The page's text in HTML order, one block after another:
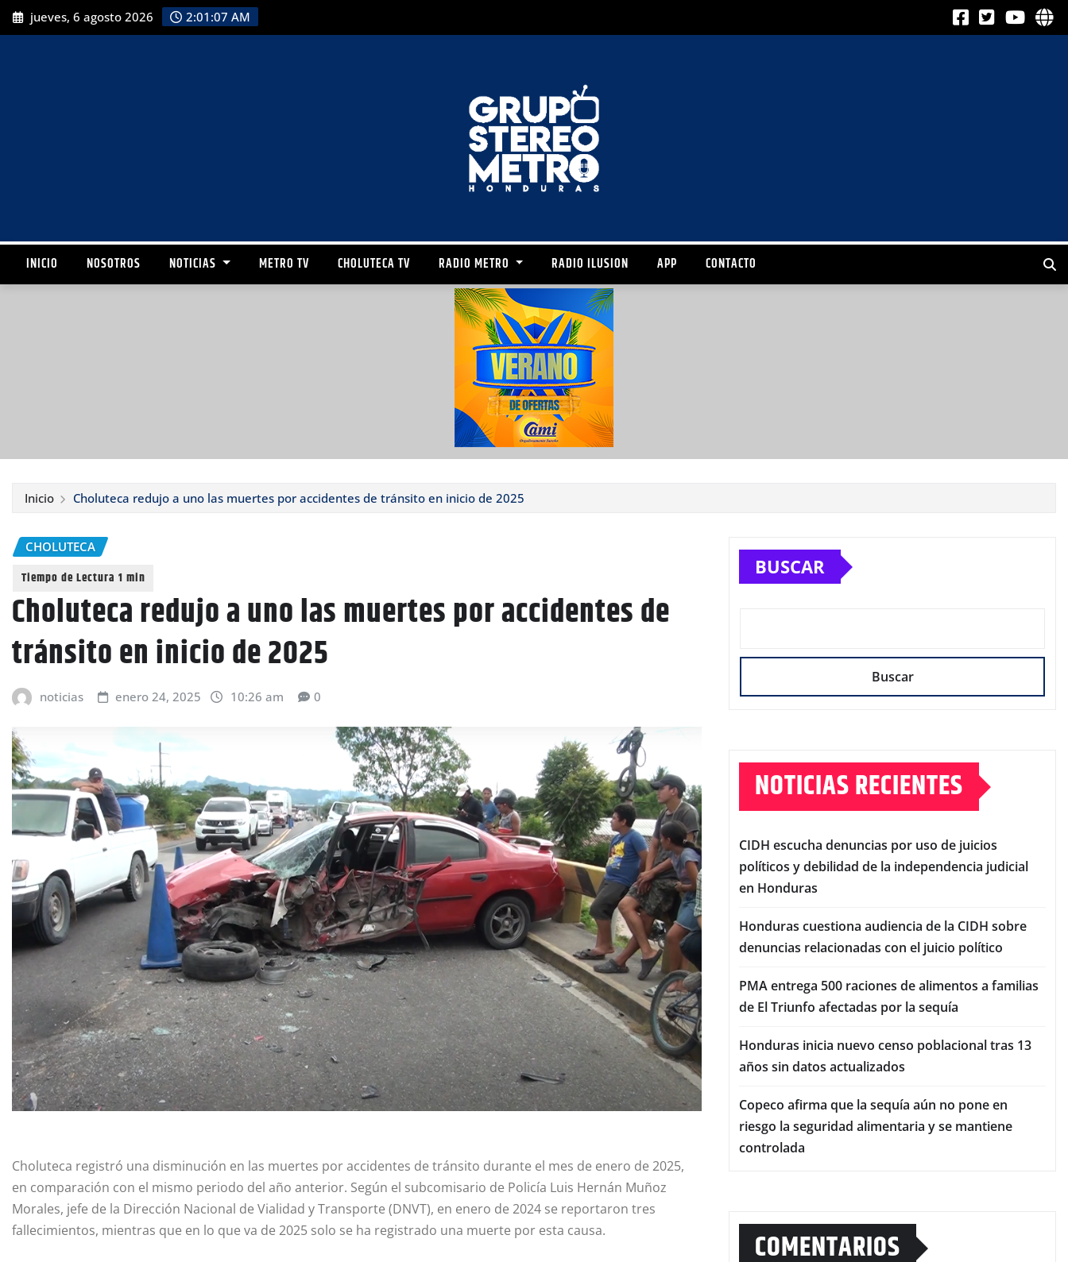
jueves, 6 agosto 2026 2:01:08 AM
INICIO NOSOTROS NOTICIAS METRO TV CHOLUTECA TV RADIO METRO RADIO ILUSION APP CONTACTO
Inicio Choluteca redujo a uno las muertes por accidentes de tránsito en inicio de 2025
CHOLUTECA
Choluteca redujo a uno las muertes por accidentes de
tránsito en inicio de 2025
noticias enero 24, 2025 10:26 am 0
Choluteca registró una disminución en las muertes por accidentes de tránsito durante el mes de enero de 2025,
en comparación con el mismo periodo del año anterior. Según el subcomisario de Policía Luis Hernán Muñoz
Morales, jefe de la Dirección Nacional de Vialidad y Transporte (DNVT), en enero de 2024 se reportaron tres
fallecimientos, mientras que en lo que va de 2025 solo se ha registrado una muerte por esta causa.
BUSCAR
Buscar
NOTICIAS RECIENTES
CIDH escucha denuncias por uso de juicios
políticos y debilidad de la independencia judicial
en Honduras
Honduras cuestiona audiencia de la CIDH sobre
denuncias relacionadas con el juicio político
PMA entrega 500 raciones de alimentos a familias
de El Triunfo afectadas por la sequía
Honduras inicia nuevo censo poblacional tras 13
años sin datos actualizados
Copeco afirma que la sequía aún no pone en
riesgo la seguridad alimentaria y se mantiene
controlada
COMENTARIOS